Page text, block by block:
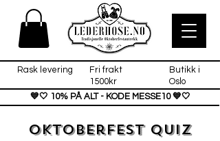
Rask levering
Fri frakt
1500kr
Butikk i
Oslo
💙🤍 10% PÅ ALT - KODE MESSE10 💙🤍
Oktoberfest Quiz